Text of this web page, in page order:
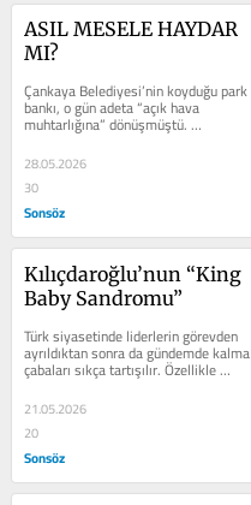
ASIL MESELE HAYDAR
MI?
Çankaya Belediyesi’nin koyduğu park
bankı, o gün adeta “açık hava
muhtarlığına” dönüşmüştü.
Mahallenin eski muhtarı, bankın
tam...
28.05.2026
30
Sonsöz
Kılıçdaroğlu’nun “King
Baby Sandromu”
Türk siyasetinde liderlerin görevden
ayrıldıktan sonra da gündemde kalma
çabaları sıkça tartışılır. Özellikle
seçim yenilgileri...
21.05.2026
20
Sonsöz